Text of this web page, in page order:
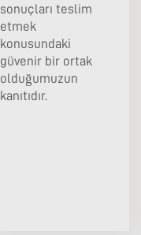
sonuçları teslim
etmek
konusundaki
güvenir bir ortak
olduğumuzun
kanıtıdır.